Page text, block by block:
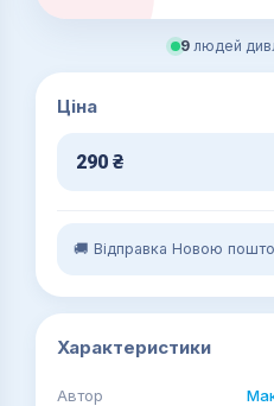
9 людей
Ціна
290 ₴
🚚 Відправка Новою
Характеристики
Автор